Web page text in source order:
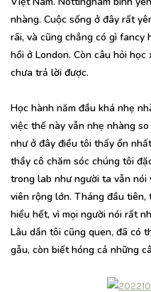
nhàng. Cuộc sống ở đây rất
rãi, và cũng chẳng có gì fancy
hồi ở London. Còn câu hỏi
chưa trả lời được.
Học hành năm đầu khá nhẹ
việc thế này vẫn nhẹ nhàng
như ở đây điều tôi thấy ổn
thầy cô chăm sóc chúng tôi
trong lab như người ta vẫn nói
viên rộng lớn. Tháng đầu
hiểu hết, vì mọi người nói rất
Lâu dần tôi cũng quen, đã có
gẫu, còn biết hóng cả những